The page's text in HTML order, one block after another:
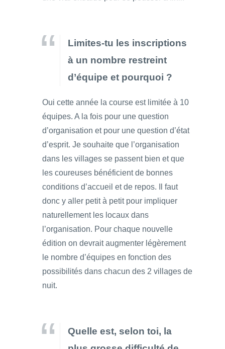
Limites-tu les inscriptions
à un nombre restreint
d’équipe et pourquoi ?
Oui cette année la course est limitée à 10
équipes. A la fois pour une question
d’organisation et pour une question d’état
d’esprit. Je souhaite que l’organisation
dans les villages se passent bien et que
les coureuses bénéficient de bonnes
conditions d’accueil et de repos. Il faut
donc y aller petit à petit pour impliquer
naturellement les locaux dans
l’organisation. Pour chaque nouvelle
édition on devrait augmenter légèrement
le nombre d’équipes en fonction des
possibilités dans chacun des 2 villages de
nuit.
Quelle est, selon toi, la